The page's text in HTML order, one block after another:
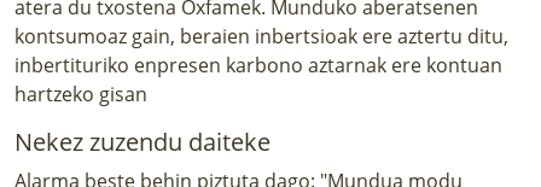
atera du txostena Oxfamek. Munduko aberatsenen
kontsumoaz gain, beraien inbertsioak ere aztertu ditu,
inbertituriko enpresen karbono aztarnak ere kontuan
hartzeko gisan
Nekez zuzendu daiteke
Alarma beste behin piztuta dago: "Mundua modu